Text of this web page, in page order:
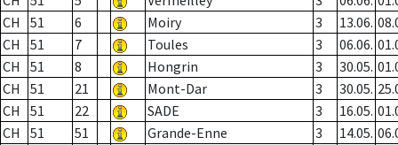
CH
51 6 Moiry 3 13.06.
CH
51 7 Toules 3 06.06.
CH
51 8 Hongrin 3 30.05.
CH
51 21 Mont-Dar 3 30.05.
CH
51 22 SADE 3 16.05.
CH
51 51 Grande-Enne 3 14.05.